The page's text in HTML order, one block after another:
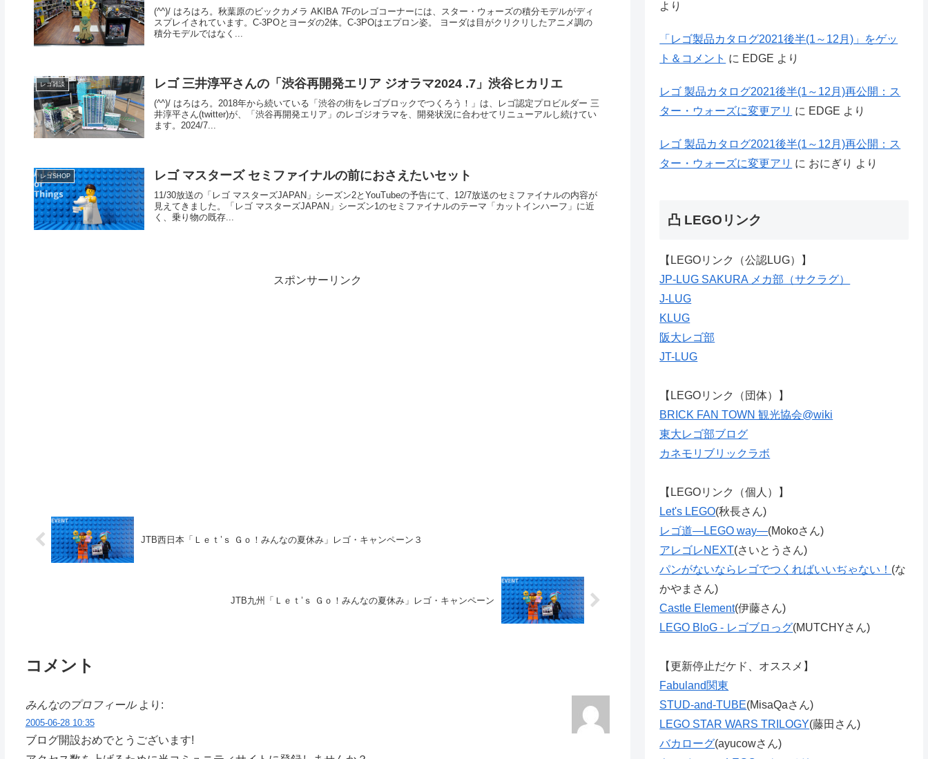
(^^)/ はろはろ。秋葉原のビックカメラ AKIBA 7Fのレゴコーナーには、スター・ウォーズの積分モデルがディ
スプレイされています。C-3POとヨーダの2体。C-3POはエプロン姿。 ヨーダは目がクリクリしたアニメ調の
積分モデルではなく...
レゴ雑談 レゴ 三井淳平さんの「渋谷再開発エリア ジオラマ2024 .7」渋谷ヒカリエ
(^^)/ はろはろ。2018年から続いている「渋谷の街をレゴブロックでつくろう！」は、レゴ認定プロビルダー 三
井淳平さん(twitter)が、「渋谷再開発エリア」のレゴジオラマを、開発状況に合わせてリニューアルし続けてい
ます。2024/7...
レゴSHOP レゴ マスターズ セミファイナルの前におさえたいセット
11/30放送の「レゴ マスターズJAPAN」シーズン2とYouTubeの予告にて、12/7放送のセミファイナルの内容が
見えてきました。「レゴ マスターズJAPAN」シーズン1のセミファイナルのテーマ「カットインハーフ」に近
く、乗り物の既存...
スポンサーリンク
JTB西日本「Ｌｅｔ’ｓ Ｇｏ！みんなの夏休み」レゴ・キャンペーン３
JTB九州「Ｌｅｔ’ｓ Ｇｏ！みんなの夏休み」レゴ・キャンペーン
コメント
みんなのプロフィール より:
2005-06-28 10:35
ブログ開設おめでとうございます!
より
「レゴ製品カタログ2021後半(1～12月)」をゲッ
ト＆コメント に EDGE より
レゴ 製品カタログ2021後半(1～12月)再公開：ス
ター・ウォーズに変更アリ に EDGE より
レゴ 製品カタログ2021後半(1～12月)再公開：ス
ター・ウォーズに変更アリ に おにぎり より
凸 LEGOリンク
【LEGOリンク（公認LUG）】
JP-LUG SAKURA メカ部（サクラグ）
J-LUG
KLUG
阪大レゴ部
JT-LUG
【LEGOリンク（団体）】
BRICK FAN TOWN 観光協会@wiki
東大レゴ部ブログ
カネモリブリックラボ
【LEGOリンク（個人）】
Let's LEGO(秋長さん)
レゴ道―LEGO way―(Mokoさん)
アレゴレNEXT(さいとうさん)
パンがないならレゴでつくればいいぢゃない！ (な
かやまさん)
Castle Element(伊藤さん)
LEGO BloG - レゴブロっグ(MUTCHYさん)
【更新停止だケド、オススメ】
Fabuland関東
STUD-and-TUBE(MisaQaさん)
LEGO STAR WARS TRILOGY(藤田さん)
バカローグ(ayucowさん)